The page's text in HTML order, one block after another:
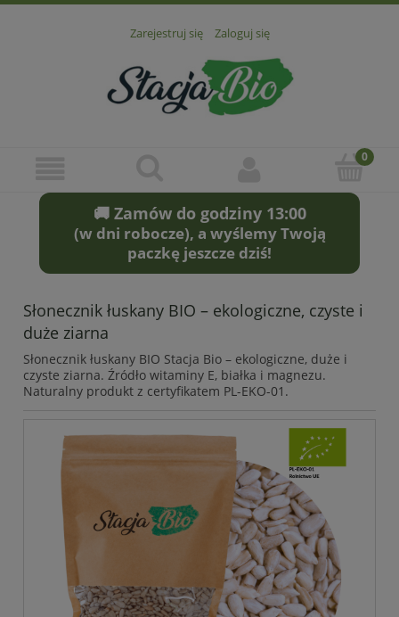
Zarejestruj się Zaloguj się
🚚 Zamów do godziny 13:00
(w dni robocze), a wyślemy Twoją
paczkę jeszcze dziś!
Słonecznik łuskany BIO – ekologiczne, czyste i
duże ziarna
Słonecznik łuskany BIO Stacja Bio – ekologiczne, duże i
czyste ziarna. Źródło witaminy E, białka i magnezu.
Naturalny produkt z certyfikatem PL-EKO-01.